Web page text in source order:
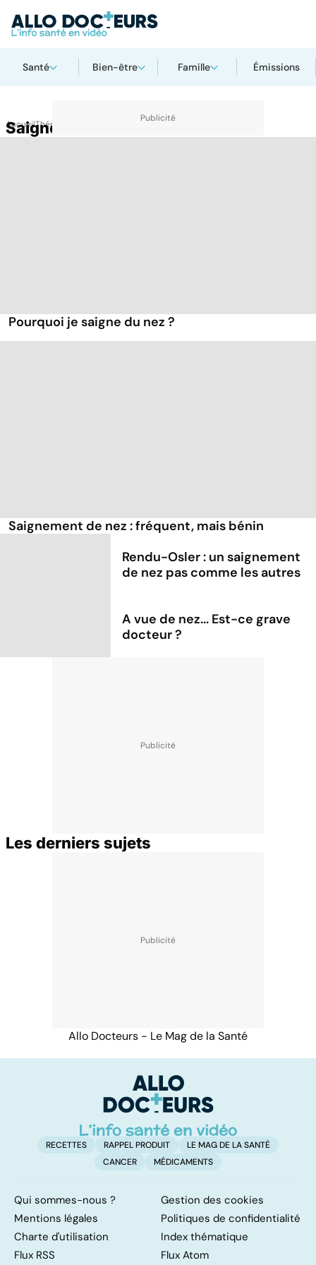
Santé Bien-être Famille Émissions
AccueilThématiques
Saignement de nez
Pourquoi je saigne du nez ?
Saignement de nez : fréquent, mais bénin
Rendu-Osler : un saignement
de nez pas comme les autres
A vue de nez... Est-ce grave
docteur ?
Les derniers sujets
Allo Docteurs - Le Mag de la Santé
RECETTES RAPPEL PRODUIT
LE MAG DE LA SANTÉ
CANCER
MÉDICAMENTS
Qui sommes-nous ?
Gestion des cookies
Mentions légales
Politiques de confidentialité
Charte d'utilisation
Index thématique
Flux RSS
Flux Atom